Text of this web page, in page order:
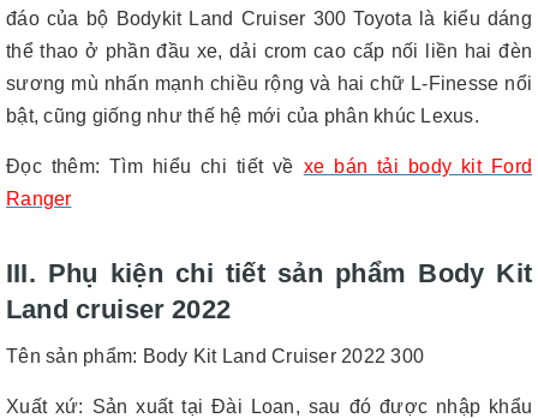
đáo của bộ Bodykit Land Cruiser 300 Toyota là kiểu dáng
thể thao ở phần đầu xe, dải crom cao cấp nối liền hai đèn
sương mù nhấn mạnh chiều rộng và hai chữ L-Finesse nổi
bật, cũng giống như thế hệ mới của phân khúc Lexus.
Đọc thêm:Tìm hiểu chi tiết về xe bán tải body kit Ford
Ranger
III. Phụ kiện chi tiết sản phẩm Body Kit
Land cruiser 2022
Tên sản phẩm: Body Kit Land Cruiser 2022 300
Xuất xứ: Sản xuất tại Đài Loan, sau đó được nhập khẩu